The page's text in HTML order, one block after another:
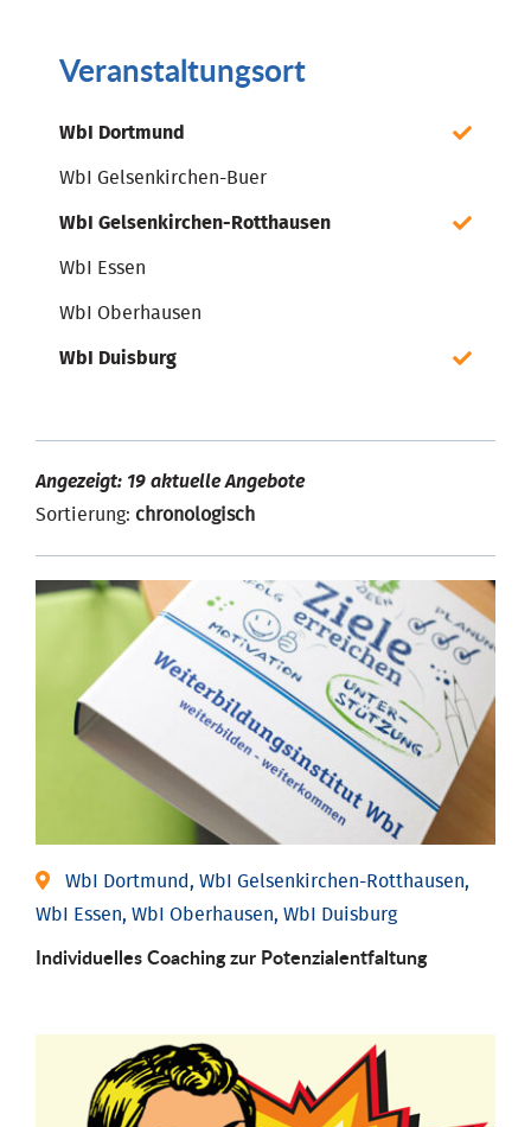
Veranstaltungsort
WbI Dortmund
WbI Gelsenkirchen-Buer
WbI Gelsenkirchen-Rotthausen
WbI Essen
WbI Oberhausen
WbI Duisburg
Angezeigt: 19 aktuelle Angebote
Sortierung: chronologisch
WbI Dortmund, WbI Gelsenkirchen-Rotthausen,
WbI Essen, WbI Oberhausen, WbI Duisburg
Individuelles Coaching zur Potenzialentfaltung